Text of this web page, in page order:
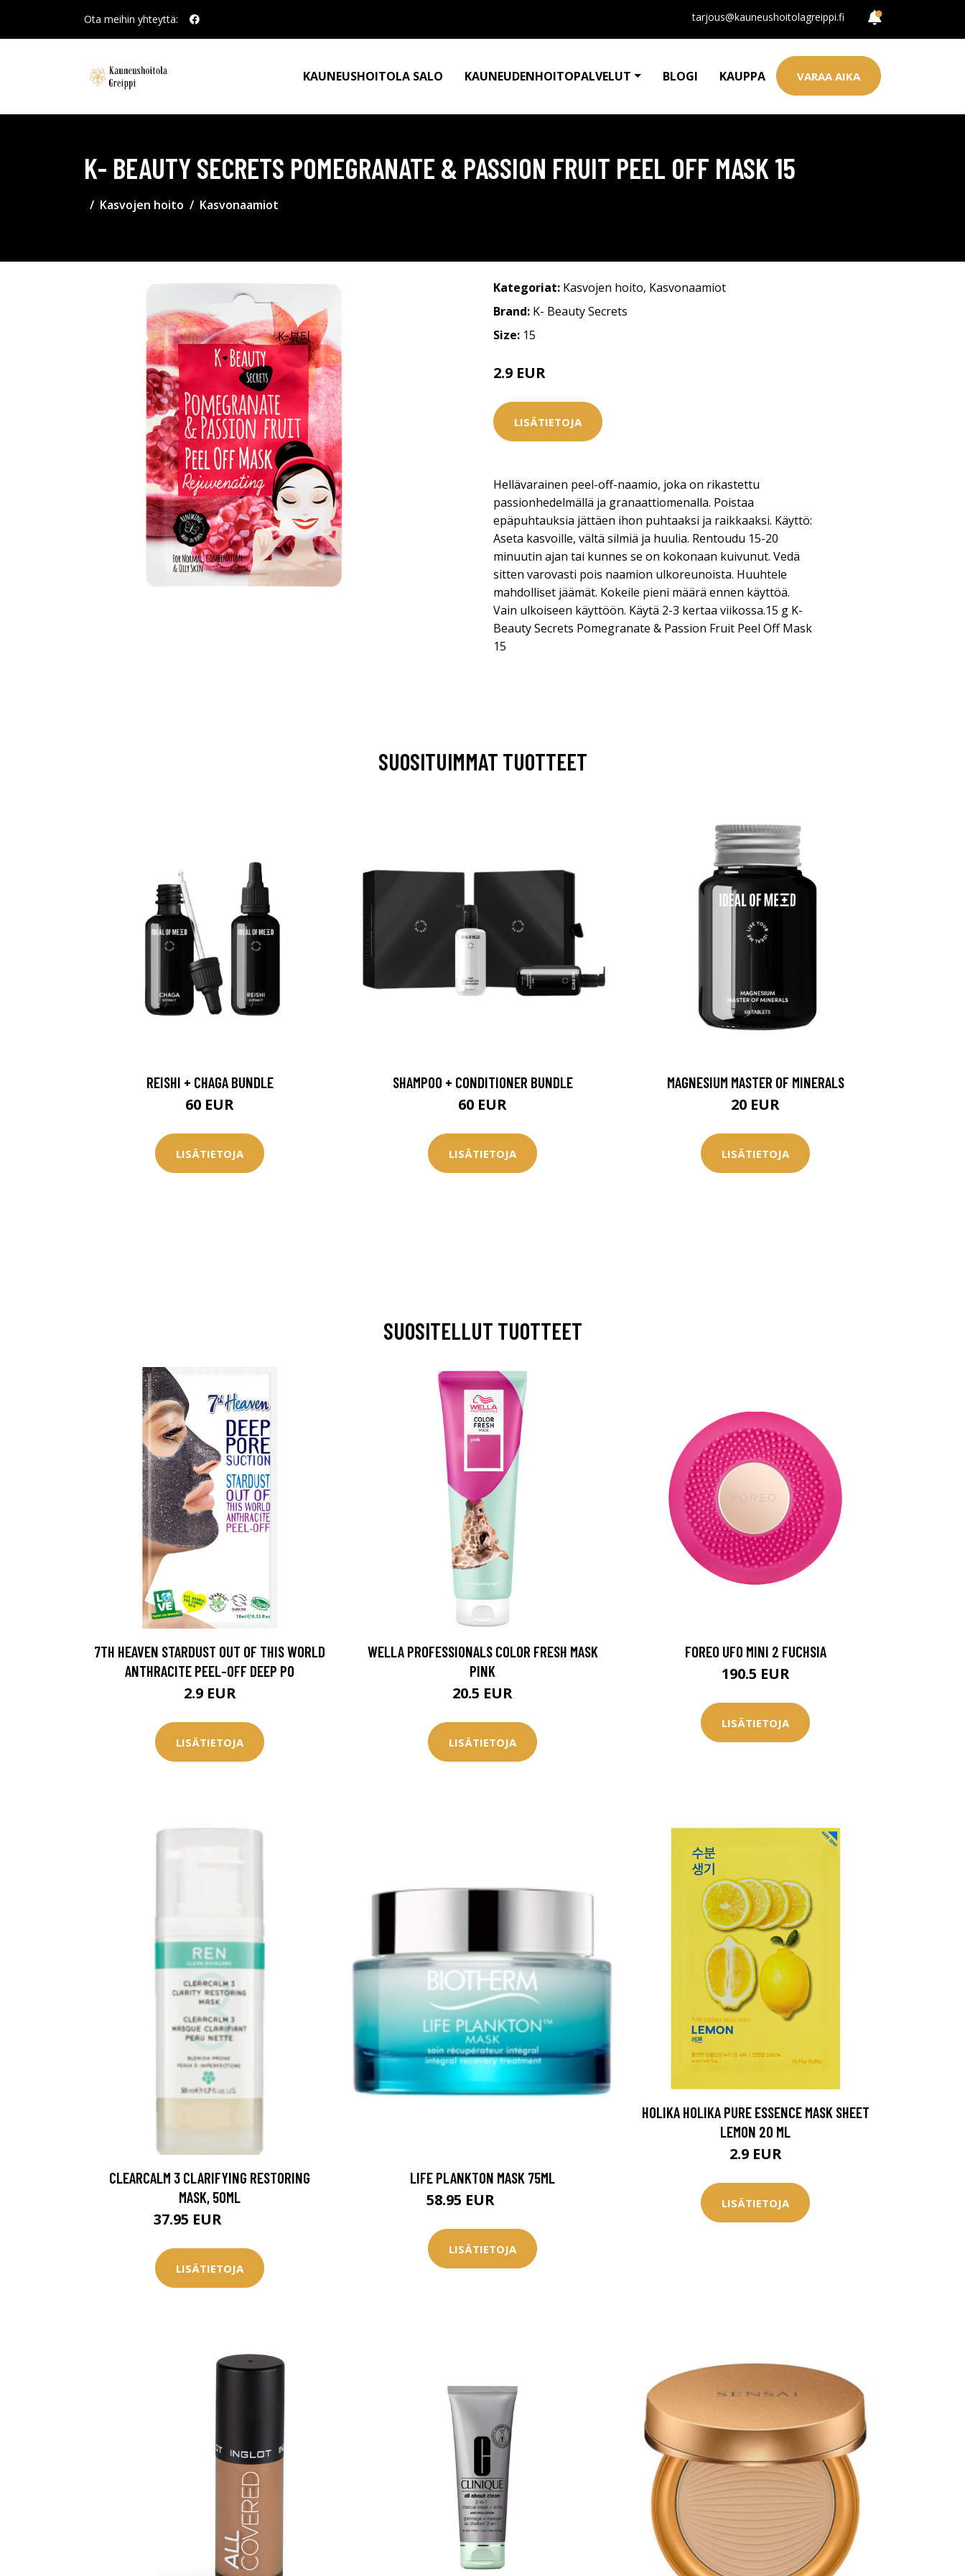
Ota meihin yhteyttä: tarjous@kauneushoitolagreippi.fi
KAUNEUSHOITOLA SALO KAUNEUDENHOITOPALVELUT BLOGI KAUPPA VARAA AIKA
K- BEAUTY SECRETS POMEGRANATE & PASSION FRUIT PEEL OFF MASK 15
Kasvojen hoito Kasvonaamiot
Kategoriat: Kasvojen hoito, Kasvonaamiot
Brand: K- Beauty Secrets
Size: 15
2.9 EUR
LISÄTIETOJA
Hellävarainen peel-off-naamio, joka on rikastettu
passionhedelmällä ja granaattiomenalla. Poistaa
epäpuhtauksia jättäen ihon puhtaaksi ja raikkaaksi. Käyttö:
Aseta kasvoille, vältä silmiä ja huulia. Rentoudu 15-20
minuutin ajan tai kunnes se on kokonaan kuivunut. Vedä
sitten varovasti pois naamion ulkoreunoista. Huuhtele
mahdolliset jäämät. Kokeile pieni määrä ennen käyttöä.
Vain ulkoiseen käyttöön. Käytä 2-3 kertaa viikossa.15 g K-
Beauty Secrets Pomegranate & Passion Fruit Peel Off Mask
15
SUOSITUIMMAT TUOTTEET
REISHI + CHAGA BUNDLE
60 EUR
LISÄTIETOJA
SHAMPOO + CONDITIONER BUNDLE
60 EUR
LISÄTIETOJA
MAGNESIUM MASTER OF MINERALS
20 EUR
LISÄTIETOJA
SUOSITELLUT TUOTTEET
7TH HEAVEN STARDUST OUT OF THIS WORLD
ANTHRACITE PEEL-OFF DEEP PO
2.9 EUR
LISÄTIETOJA
WELLA PROFESSIONALS COLOR FRESH MASK
PINK
20.5 EUR
LISÄTIETOJA
FOREO UFO MINI 2 FUCHSIA
190.5 EUR
LISÄTIETOJA
CLEARCALM 3 CLARIFYING RESTORING
MASK, 50ML
37.95 EUR
LISÄTIETOJA
LIFE PLANKTON MASK 75ML
58.95 EUR
LISÄTIETOJA
HOLIKA HOLIKA PURE ESSENCE MASK SHEET
LEMON 20 ML
2.9 EUR
LISÄTIETOJA
Erikoistarjous
Kaikki IdealofMeDin tuotteet -20 %!
Saat myös -200 € toimenpiteistä, kun
konsultaation.
KATSO TARJOUS